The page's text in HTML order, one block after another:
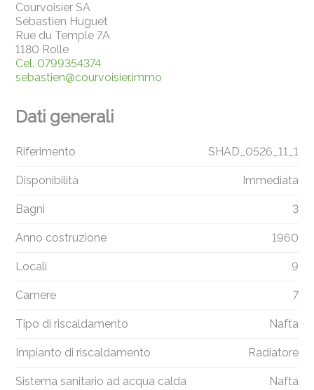
Courvoisier SA
Sébastien Huguet
Rue du Temple 7A
1180 Rolle
Cel.0799354374
sebastien@courvoisier.immo
Dati generali
Riferimento SHAD_0526_11_1
Disponibilità Immediata
Bagni 3
Anno costruzione 1960
Locali 9
Camere 7
Tipo di riscaldamento Nafta
Impianto di riscaldamento Radiatore
Sistema sanitario ad acqua calda Nafta